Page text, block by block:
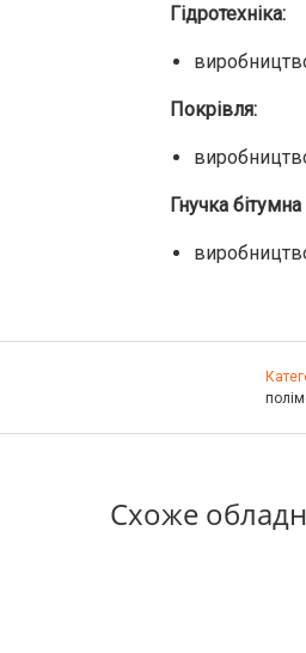
Гідротехніка:
Покрівля:
Гнучка
Схоже